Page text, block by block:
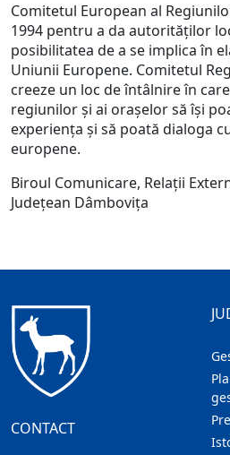
Comitetul European al
1994 pentru a da autorităţilor
posibilitatea de a se implica în
Uniunii Europene. Comitetul
creeze un loc de întâlnire în
regiunilor şi ai oraşelor să îşi
experienţa şi să poată dialoga
europene.
Biroul Comunicare, Relații
Județean Dâmbovița
CONTACT